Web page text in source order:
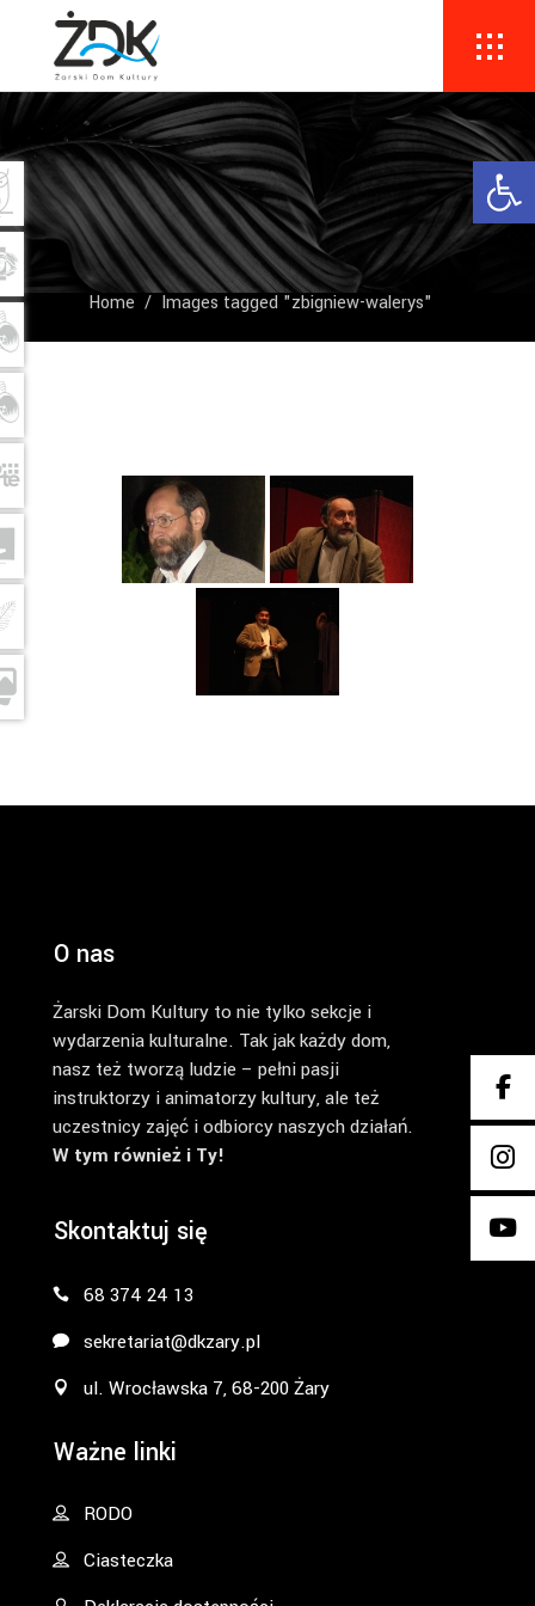
Home / Images tagged "zbigniew-walerys"
O nas
Żarski Dom Kultury to nie tylko sekcje i
wydarzenia kulturalne. Tak jak każdy dom,
nasz też tworzą ludzie – pełni pasji
instruktorzy i animatorzy kultury, ale też
uczestnicy zajęć i odbiorcy naszych działań.
W tym również i Ty!
Skontaktuj się
68 374 24 13
sekretariat@dkzary.pl
ul. Wrocławska 7, 68-200 Żary
Ważne linki
RODO
Ciasteczka